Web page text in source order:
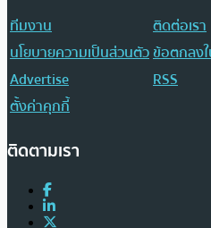
ทีมงาน
ติดต่อเรา
นโยบายความเป็นส่วนตัวข้อตกลง
Advertise
RSS
ตั้งค่าคุกกี้
ติดตามเรา